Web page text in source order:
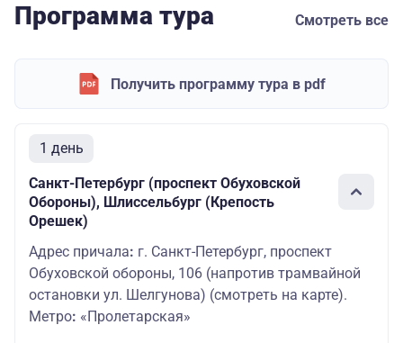
Программа тура Смотреть все
Получить программу тура в pdf
1 день
Санкт-Петербург (проспект Обуховской
Обороны), Шлиссельбург (Крепость
Орешек)
Адрес причала: г. Санкт-Петербург, проспект
Обуховской обороны, 106 (напротив трамвайной
остановки ул. Шелгунова) (смотреть на карте).
Метро: «Пролетарская»